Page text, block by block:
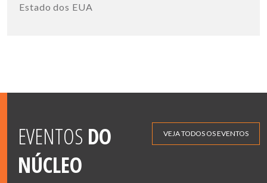
Estado dos EUA
EVENTOS DO
NÚCLEO
VEJA TODOS OS EVENTOS